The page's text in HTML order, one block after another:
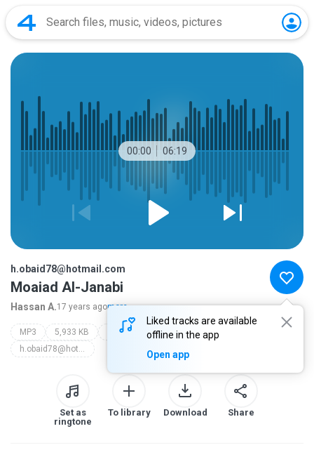
00:00 06:19
Liked tracks are available
offline in the app
Open app
h.obaid78@hotmail.com
Moaiad Al-Janabi
Hassan A.17 years agomore...
MP3 5,933 KB Other
����� ������
h.obaid78@hotmail.com
Set as
ringtone
To library Download Share